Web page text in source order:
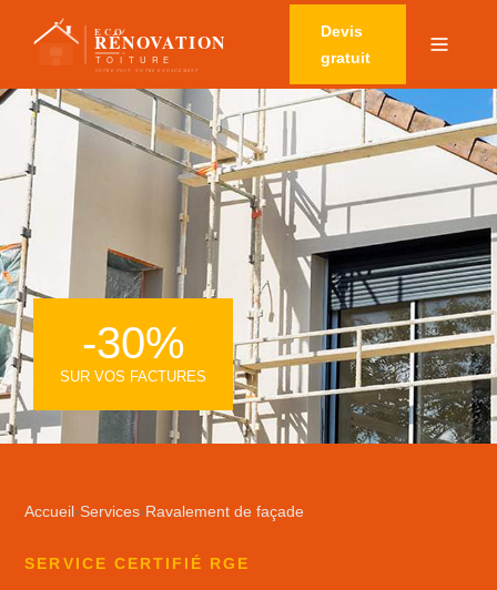
Devis
gratuit
Accueil ›Services› Ravalement de façade
SERVICE CERTIFIÉ RGE
-30%
SUR VOS FACTURES